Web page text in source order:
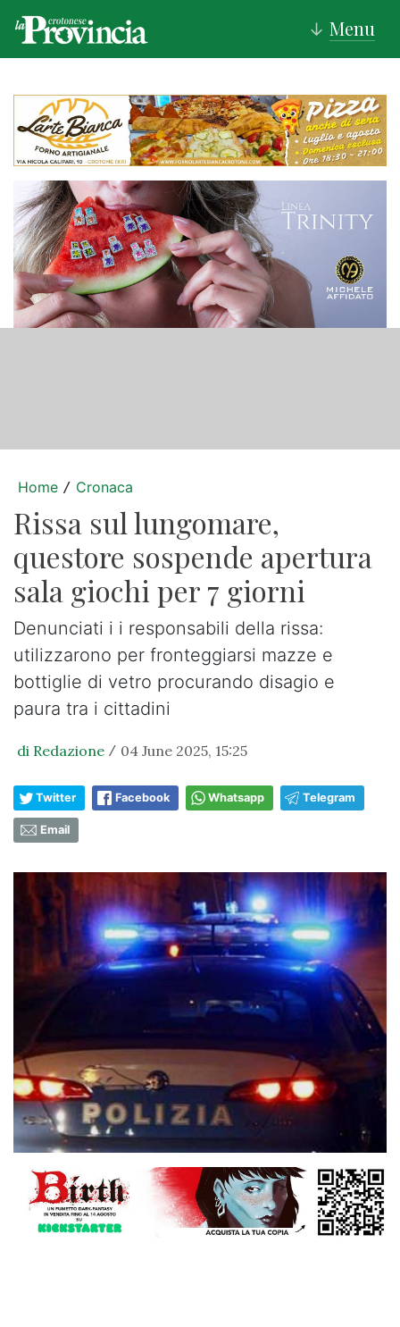
↓ Menu
Home / Cronaca
Rissa sul lungomare,
questore sospende apertura
sala giochi per 7 giorni
Denunciati i i responsabili della rissa:
utilizzarono per fronteggiarsi mazze e
bottiglie di vetro procurando disagio e
paura tra i cittadini
di Redazione / 04 June 2025, 15:25
Twitter Facebook Whatsapp Telegram
Email